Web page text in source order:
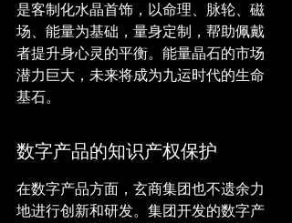
是客制化水晶首饰，以命理、脉轮、磁
场、能量为基础，量身定制，帮助佩戴
者提升身心灵的平衡。能量晶石的市场
潜力巨大，未来将成为九运时代的生命
基石。
数字产品的知识产权保护
在数字产品方面，玄商集团也不遗余力
地进行创新和研发。集团开发的数字产